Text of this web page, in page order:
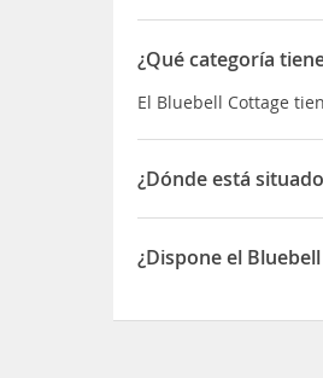
¿Qué categoría
El Bluebell Cottage
¿Dónde está
El Bluebell Cottage
¿Dispone el